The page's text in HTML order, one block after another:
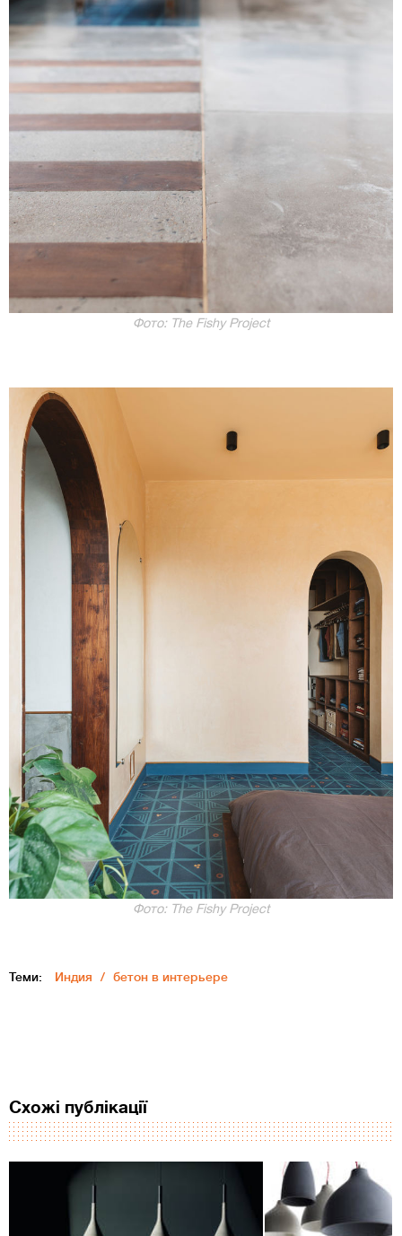
Фото: The Fishy Project
Фото: The Fishy Project
Теми: Индия бетон в интерьере
Схожі публікації